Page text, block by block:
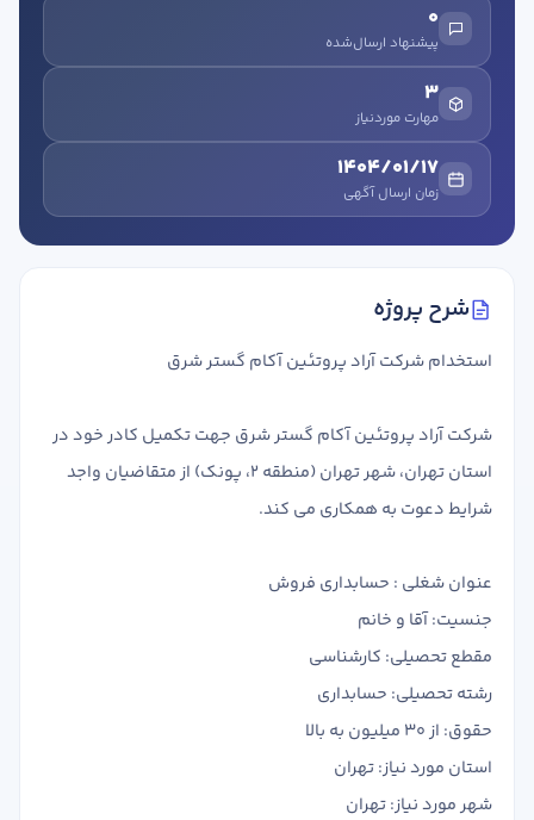
0
پیشنهاد ارسال‌شده
3
مهارت موردنیاز
1404/01/17
زمان ارسال آگهی
شرح پروژه
استخدام شرکت آراد پروتئین آکام گستر شرق
شرکت آراد پروتئین آکام گستر شرق جهت تکمیل کادر خود در
استان تهران، شهر تهران (منطقه 2، پونک) از متقاضیان واجد
شرایط دعوت به همکاری می کند.
عنوان شغلی : حسابداری فروش
جنسیت: آقا و خانم
مقطع تحصیلی: کارشناسی
رشته تحصیلی: حسابداری
حقوق: از 30 میلیون به بالا
استان مورد نیاز: تهران
شهر مورد نیاز: تهران
استخدام و شروع کار حسابداری
کار آفرینی
درخواست تعیین سطح